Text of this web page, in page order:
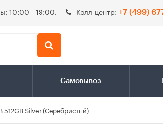
10:00 - 19:00. Колл-центр: +7 (499)
Самовывоз
512GB Silver (Серебристый)